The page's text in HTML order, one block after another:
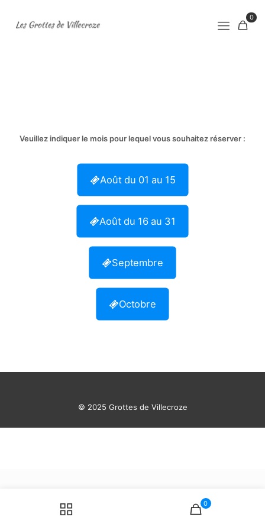
0
Veuillez indiquer le mois pour lequel vous souhaitez réserver :
Août du 01 au 15
Août du 16 au 31
Septembre
Octobre
© 2025 Grottes de Villecroze
0